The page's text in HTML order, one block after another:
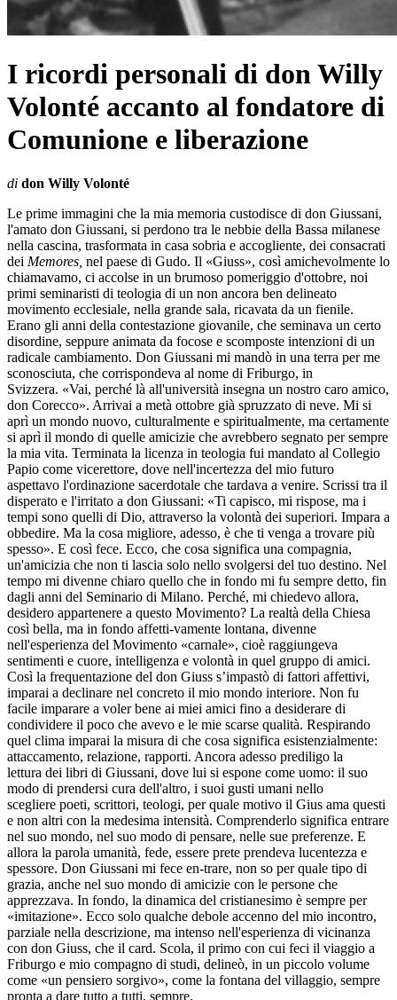
I ricordi personali di don Willy
Volonté accanto al fondatore di
Comunione e liberazione
di don Willy Volonté
Le prime immagini che la mia memoria custodisce di don Giussani,
l'amato don Giussani, si perdono tra le nebbie della Bassa milanese
nella cascina, trasformata in casa sobria e accogliente, dei consacrati
dei Memores, nel paese di Gudo. Il «Giuss», così amichevolmente lo
chiamavamo, ci accolse in un brumoso pomeriggio d'ottobre, noi
primi seminaristi di teologia di un non ancora ben delineato
movimento ecclesiale, nella grande sala, ricavata da un fienile.
Erano gli anni della contestazione giovanile, che seminava un certo
disordine, seppure animata da focose e scomposte intenzioni di un
radicale cambiamento. Don Giussani mi mandò in una terra per me
sconosciuta, che corrispondeva al nome di Friburgo, in
Svizzera. «Vai, perché là all'università insegna un nostro caro amico,
don Corecco». Arrivai a metà ottobre già spruzzato di neve. Mi si
aprì un mondo nuovo, culturalmente e spiritualmente, ma certamente
si aprì il mondo di quelle amicizie che avrebbero segnato per sempre
la mia vita. Terminata la licenza in teologia fui mandato al Collegio
Papio come vicerettore, dove nell'incertezza del mio futuro
aspettavo l'ordinazione sacerdotale che tardava a venire. Scrissi tra il
disperato e l'irritato a don Giussani: «Ti capisco, mi rispose, ma i
tempi sono quelli di Dio, attraverso la volontà dei superiori. Impara a
obbedire. Ma la cosa migliore, adesso, è che ti venga a trovare più
spesso». E così fece. Ecco, che cosa significa una compagnia,
un'amicizia che non ti lascia solo nello svolgersi del tuo destino. Nel
tempo mi divenne chiaro quello che in fondo mi fu sempre detto, fin
dagli anni del Seminario di Milano. Perché, mi chiedevo allora,
desidero appartenere a questo Movimento? La realtà della Chiesa
così bella, ma in fondo affetti-vamente lontana, divenne
nell'esperienza del Movimento «carnale», cioè raggiungeva
sentimenti e cuore, intelligenza e volontà in quel gruppo di amici.
Così la frequentazione del don Giuss s’impastò di fattori affettivi,
imparai a declinare nel concreto il mio mondo interiore. Non fu
facile imparare a voler bene ai miei amici fino a desiderare di
condividere il poco che avevo e le mie scarse qualità. Respirando
quel clima imparai la misura di che cosa significa esistenzialmente:
attaccamento, relazione, rapporti. Ancora adesso prediligo la
lettura dei libri di Giussani, dove lui si espone come uomo: il suo
modo di prendersi cura dell'altro, i suoi gusti umani nello
scegliere poeti, scrittori, teologi, per quale motivo il Gius ama questi
e non altri con la medesima intensità. Comprenderlo significa entrare
nel suo mondo, nel suo modo di pensare, nelle sue preferenze. E
allora la parola umanità, fede, essere prete prendeva lucentezza e
spessore. Don Giussani mi fece en-trare, non so per quale tipo di
grazia, anche nel suo mondo di amicizie con le persone che
apprezzava. In fondo, la dinamica del cristianesimo è sempre per
«imitazione». Ecco solo qualche debole accenno del mio incontro,
parziale nella descrizione, ma intenso nell'esperienza di vicinanza
con don Giuss, che il card. Scola, il primo con cui feci il viaggio a
Friburgo e mio compagno di studi, delineò, in un piccolo volume
come «un pensiero sorgivo», come la fontana del villaggio, sempre
pronta a dare tutto a tutti, sempre.